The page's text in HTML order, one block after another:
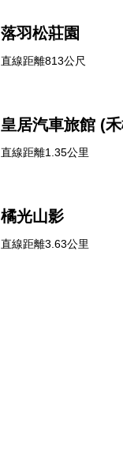
落羽松莊園
直線距離813公尺
皇居汽車旅館 (
直線距離1.35公里
橘光山影
直線距離3.63公里